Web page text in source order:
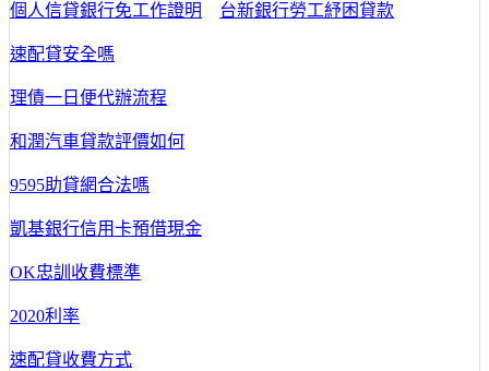
個人信貸銀行免工作證明 台新銀行勞工紓困貸款
速配貸安全嗎
理債一日便代辦流程
和潤汽車貸款評價如何
9595助貸網合法嗎
凱基銀行信用卡預借現金
OK忠訓收費標準
2020利率
速配貸收費方式